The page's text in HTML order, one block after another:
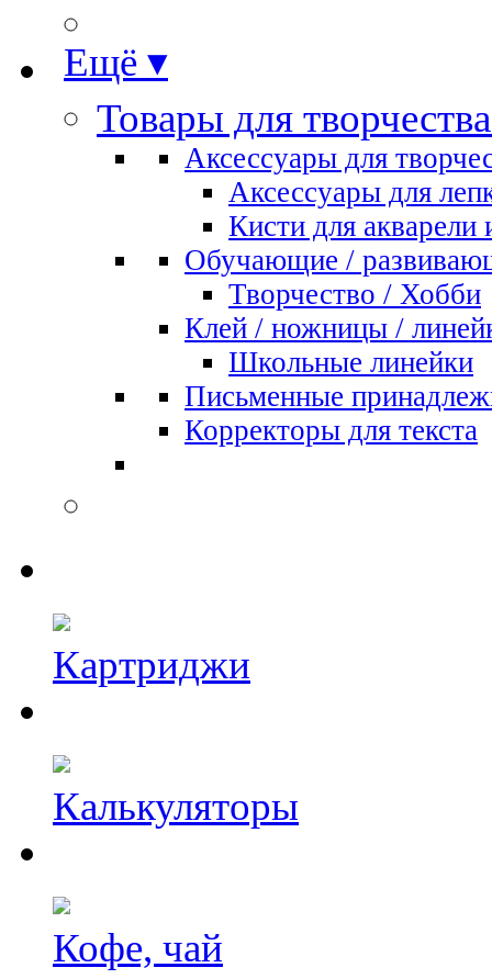
Ещё ▾
Товары для
Аксессуары для
Аксессуары для
Кисти для акварели
Обучающие /
Творчество / Хобби
Клей / ножницы /
Школьные линейки
Письменные
Корректоры для текста
Картриджи
Калькуляторы
Кофе, чай